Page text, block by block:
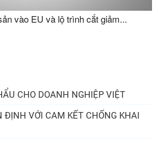
vào EU và lộ trình cắt giảm...
CHO DOANH NGHIỆP VIỆT
ĐỊNH VỚI CAM KẾT CHỐNG KHAI